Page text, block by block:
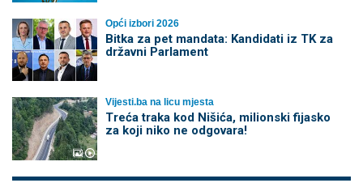
Opći izbori 2026
Bitka za pet mandata: Kandidati iz TK za
državni Parlament
Vijesti.ba na licu mjesta
Treća traka kod Nišića, milionski fijasko
za koji niko ne odgovara!